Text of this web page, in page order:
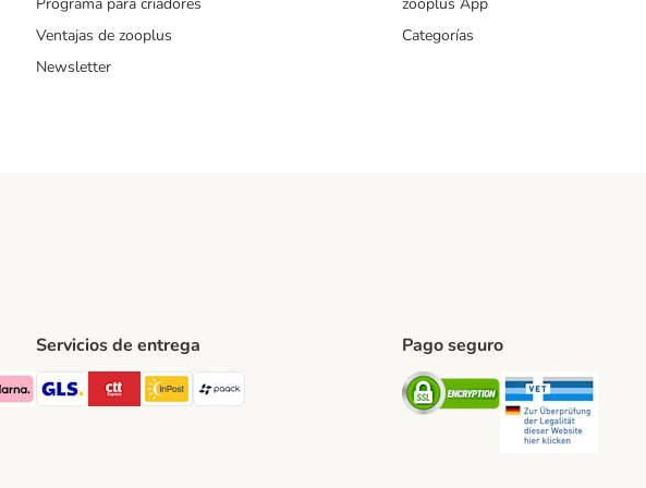
Ventajas de zooplus
Newsletter
Categorías
Method
Method
Payment Method
Servicios de entrega
GLS Shipping Method
CTTExpress Shipping Method
InPost Shipping Method
paack Shipping Method
Pago seguro
Security